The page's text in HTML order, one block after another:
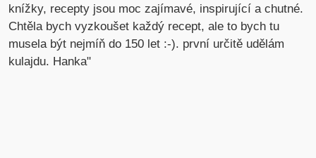
knížky, recepty jsou moc zajímavé, inspirující a chutné.
Chtěla bych vyzkoušet každý recept, ale to bych tu
musela být nejmíň do 150 let :-). první určitě udělám
kulajdu. Hanka"